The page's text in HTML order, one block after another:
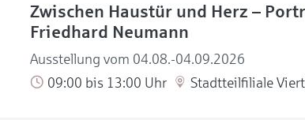
Zwischen Haustür und Herz –
Friedhard Neumann
Ausstellung vom 04.08.-04.09.2026
09:00 bis 13:00 Uhr
Stadtteilfiliale